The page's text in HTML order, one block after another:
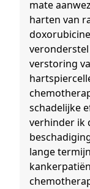
mate
harten van
verstoring
schadelijke
verhinder ik
lange